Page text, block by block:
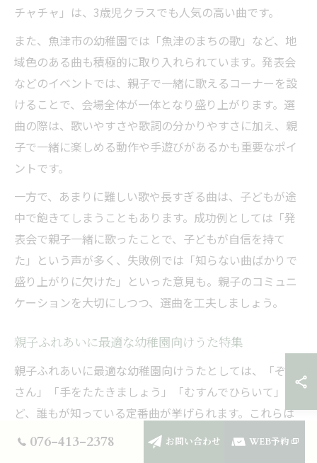
チャチャ」は、3歳児クラスでも人気の高い曲です。
また、魚津市の幼稚園では「魚津のまちの歌」など、地
域色のある曲も積極的に取り入れられています。発表会
などのイベントでは、親子で一緒に歌えるコーナーを設
けることで、会場全体が一体となり盛り上がります。選
曲の際は、歌いやすさや歌詞の分かりやすさに加え、親
子で一緒に楽しめる動作や手遊びがあるかも重要なポイ
ントです。
一方で、あまりに難しい歌や長すぎる曲は、子どもが途
中で飽きてしまうこともあります。成功例としては「発
表会で親子一緒に歌ったことで、子どもが自信を持て
た」という声が多く、失敗例では「知らない曲ばかりで
盛り上がりに欠けた」といった意見も。親子のコミュニ
ケーションを大切にしつつ、選曲を工夫しましょう。
親子ふれあいに最適な幼稚園向けうた特集
親子ふれあいに最適な幼稚園向けうたとしては、「ぞう
さん」「手をたたきましょう」「むすんでひらいて」な
ど、誰もが知っている定番曲が挙げられます。これらは
歌詞やメロディーが簡単で、3歳児でもすぐに覚えて楽し
076-413-2378 お問い合わせ WEB予約